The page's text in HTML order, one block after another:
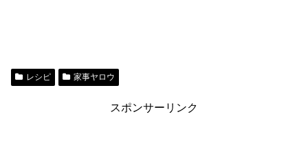
レシピ 家事ヤロウ
スポンサーリンク